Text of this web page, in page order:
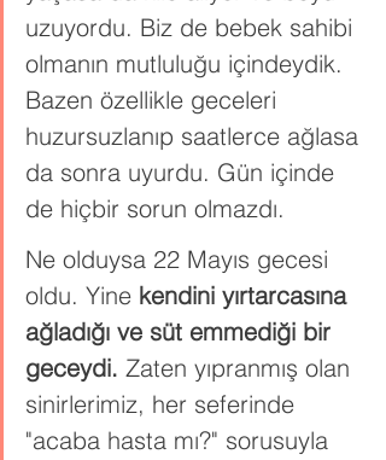
uzuyordu. Biz de bebek sahibi
olmanın mutluluğu içindeydik.
Bazen özellikle geceleri
huzursuzlanıp saatlerce ağlasa
da sonra uyurdu. Gün içinde
de hiçbir sorun olmazdı.
Ne olduysa 22 Mayıs gecesi
oldu. Yine kendini yırtarcasına
ağladığı ve süt emmediği bir
geceydi. Zaten yıpranmış olan
sinirlerimiz, her seferinde
"acaba hasta mı?" sorusuyla